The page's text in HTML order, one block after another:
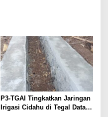
P3-TGAI Tingkatkan Jaringan
Irigasi Cidahu di Tegal Datar